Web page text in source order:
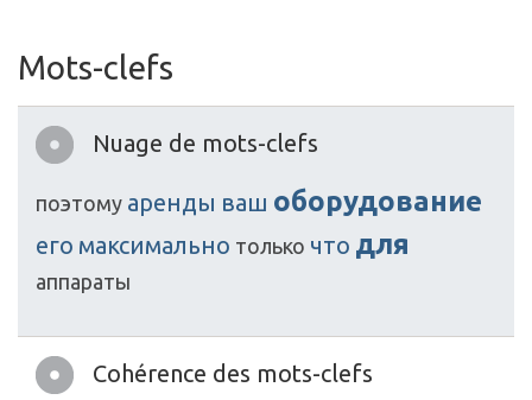
Mots-clefs
Nuage de mots-clefs
поэтому аренды ваш оборудование
его максимально только что для
аппараты
Cohérence des mots-clefs